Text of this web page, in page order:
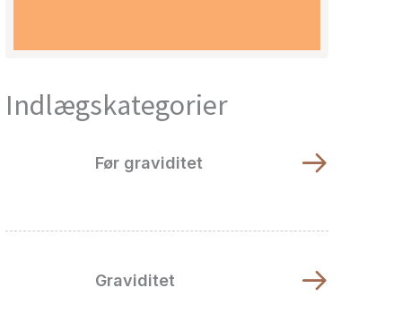
Indlægskategorier
Før graviditet
Graviditet